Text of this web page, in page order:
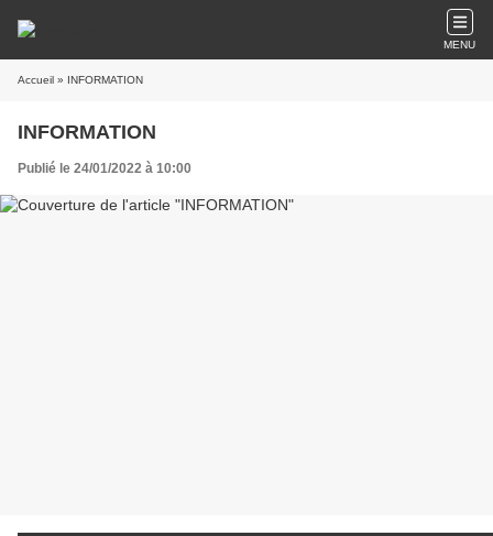
MENU
Accueil » INFORMATION
INFORMATION
Publié le 24/01/2022 à 10:00